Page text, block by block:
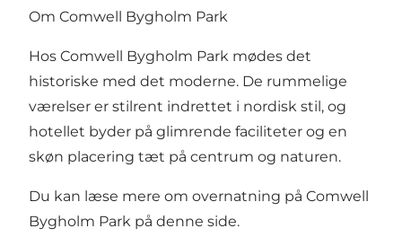
Om Comwell Bygholm Park
Hos Comwell Bygholm Park mødes det
historiske med det moderne. De rummelige
værelser er stilrent indrettet i nordisk stil, og
hotellet byder på glimrende faciliteter og en
skøn placering tæt på centrum og naturen.
Du kan læse mere om overnatning på Comwell
Bygholm Park på denne side.